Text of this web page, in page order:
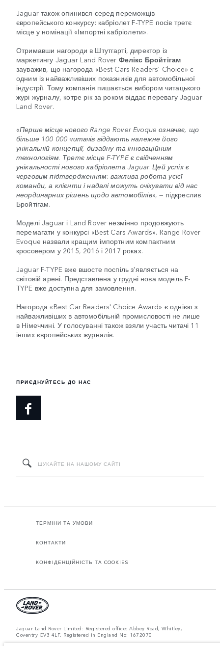
Jaguar також опинився серед переможців
європейського конкурсу: кабріолет F-TYPE посів третє
місце у номінації «Імпортні кабріолети».
Отримавши нагороди в Штутгарті, директор із
маркетингу Jaguar Land Rover Фелікс Бройтігам
зауважив, що нагорода «Best Cars Readers' Choice» є
одним із найважливіших показників для автомобільної
індустрії. Тому компанія пишається вибором читацького
журі журналу, котре рік за роком віддає перевагу Jaguar
Land Rover.
«Перше місце нового Range Rover Evoque означає, що
більше 100 000 читачів віддають належне його
унікальній концепції, дизайну та інноваційним
технологіям. Третє місце F-TYPE є свідченням
унікальності нового кабріолета Jaguar. Цей успіх є
черговим підтвердженням: важлива робота усієї
команди, а клієнти і надалі можуть очікувати від нас
неординарних рішень щодо автомобілів», — підкреслив
Бройтігам.
Моделі Jaguar і Land Rover незмінно продовжують
перемагати у конкурсі «Best Cars Awards». Range Rover
Evoque назвали кращим імпортним компактним
кросовером у 2015, 2016 і 2017 роках.
Jaguar F-TYPE вже вшосте поспіль з'являється на
світовій арені. Представлена у грудні нова модель F-
TYPE вже доступна для замовлення.
Нагорода «Best Car Readers' Choice Award» є однією з
найважливіших в автомобільній промисловості не лише
в Німеччині. У голосуванні також взяли участь читачі 11
інших європейських журналів.
ПРИЄДНУЙТЕСЬ ДО НАС
ТЕРМІНИ ТА УМОВИ
КОНТАКТИ
КОНФІДЕНЦІЙНІСТЬ ТА COOKIES
Jaguar Land Rover Limited: Registered office: Abbey Road, Whitley,
Coventry CV3 4LF. Registered in England No: 1672070